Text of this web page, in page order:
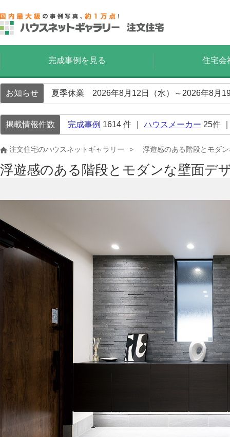
完成事例を見る 住宅会
お知らせ 夏季休業 2026年8月12日（水）～2026年8月
掲載情報件数 完成事例 1614 件 ｜ ハウスメーカー 25件
注文住宅のハウスネットギャラリー 浮遊感のある階段とモダ
浮遊感のある階段とモダンな壁面デ